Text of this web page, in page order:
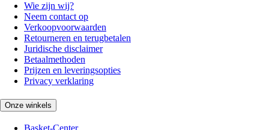
Wie zijn wij?
Neem contact op
Verkoopvoorwaarden
Retourneren en terugbetalen
Juridische disclaimer
Betaalmethoden
Prijzen en leveringsopties
Privacy verklaring
Onze winkels
Basket-Center